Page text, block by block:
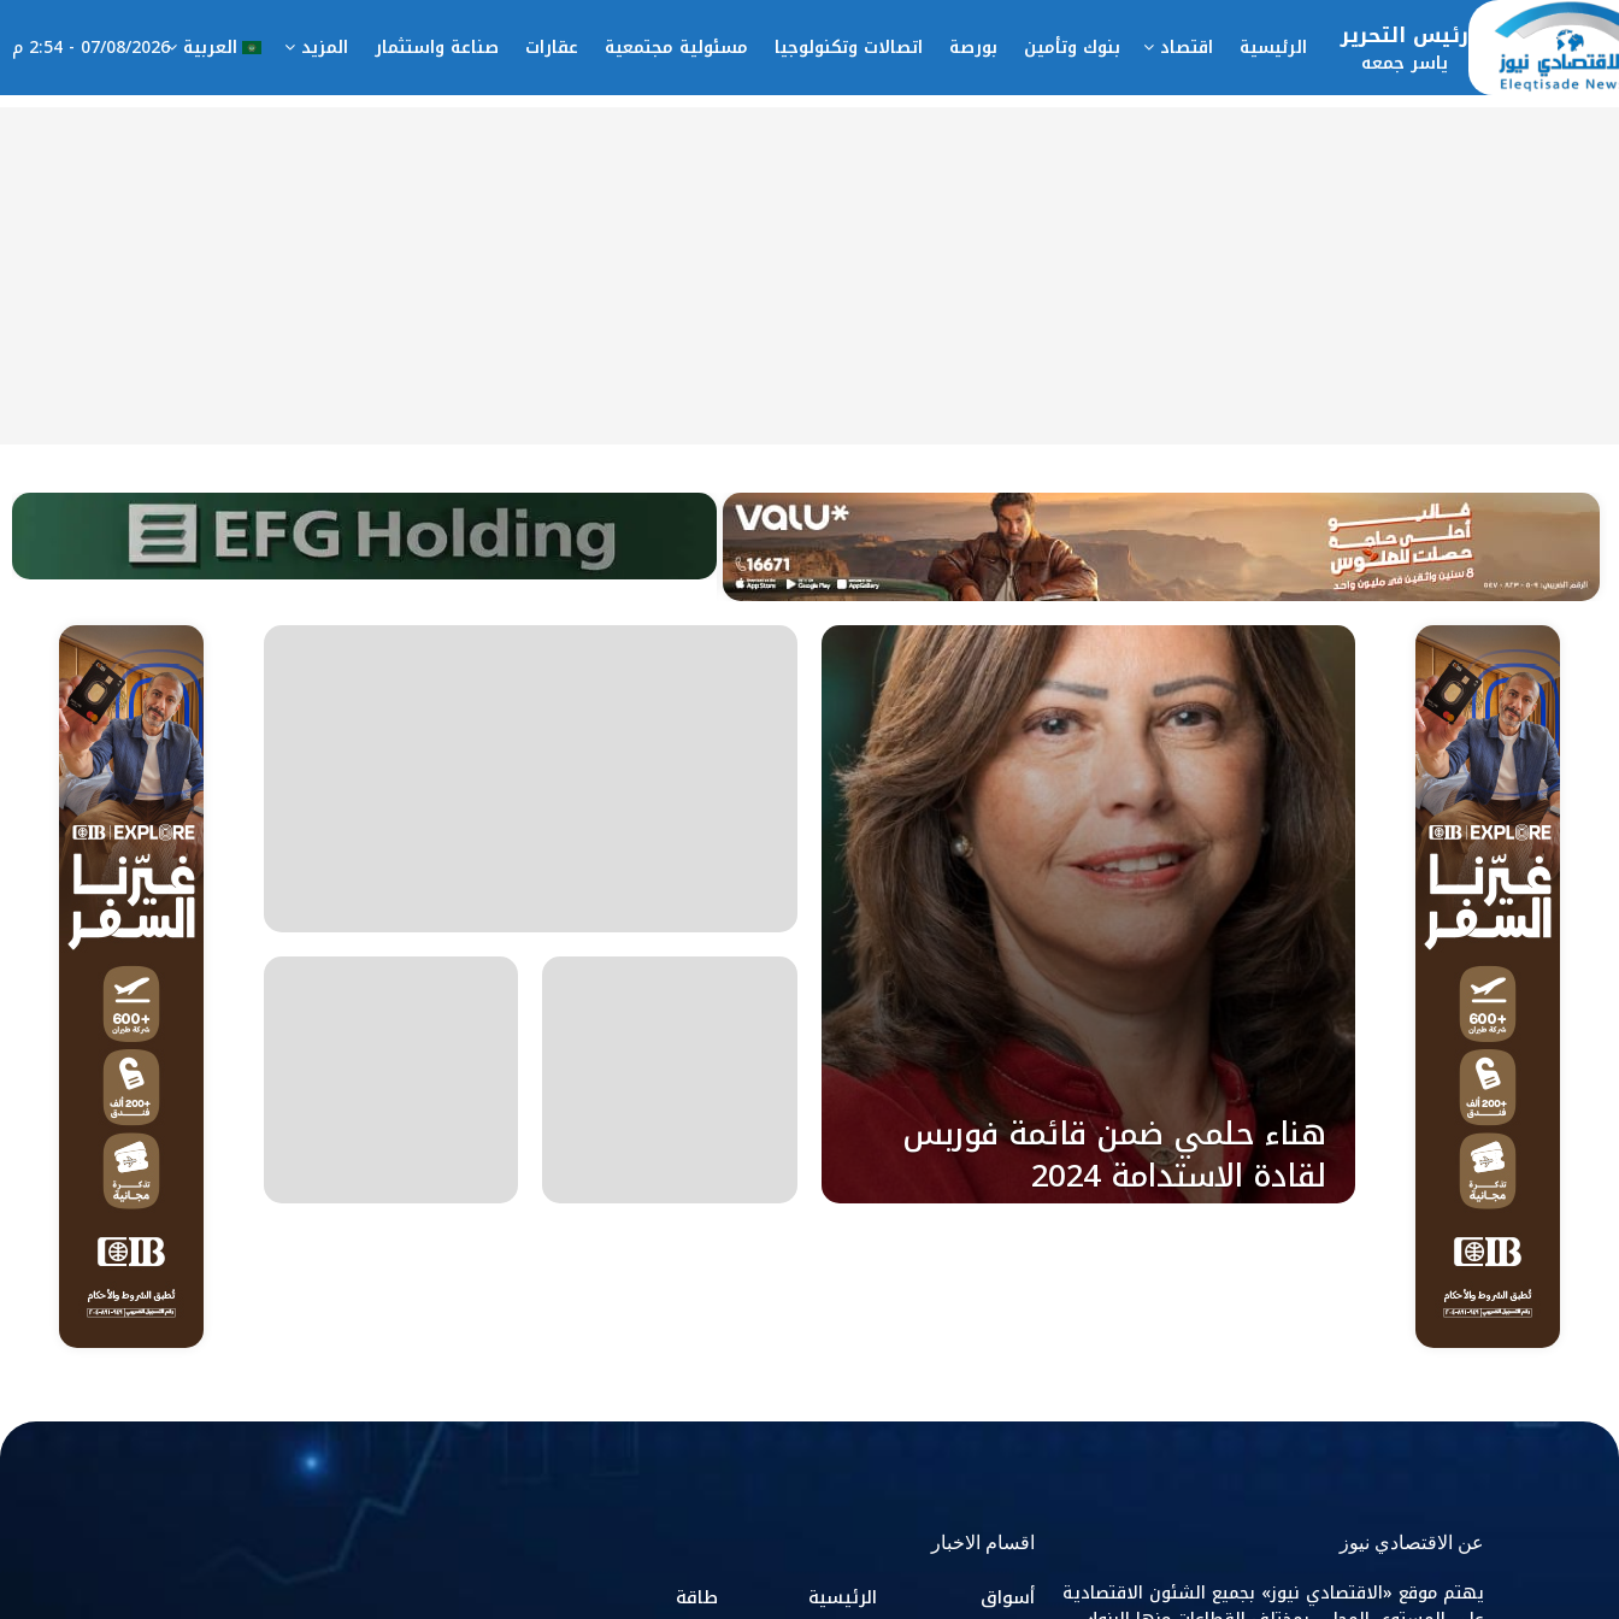
رئيس التحرير
ياسر جمعه الرئيسية اقتصاد بنوك وتأمين بورصة اتصالات وتكنولوجيا مسئولية مجتمعية عقارات صناعة واستثمار المزيد العربية 07/08/2026 - 2:54 م
هناء حلمي ضمن قائمة فوربس
لقادة الاستدامة 2024
عن الاقتصادي نيوز
يهتم موقع «الاقتصادي نيوز» بجميع الشئون الاقتصادية
اقسام الاخبار
أسواق الرئيسية طاقة